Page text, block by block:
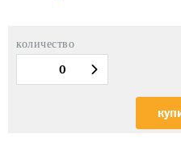
количество